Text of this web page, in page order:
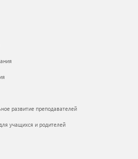
развитие преподавателей
учащихся и родителей